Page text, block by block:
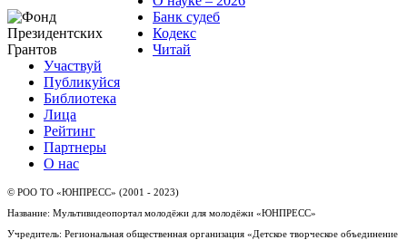
Банк судеб
Кодекс
Читай
Участвуй
Публикуйся
Библиотека
Лица
Рейтинг
Партнеры
О нас
© РОО ТО «ЮНПРЕСС» (2001 - 2023)
Название: Мультивидеопортал молодёжи для молодёжи «ЮНПРЕСС»
Учредитель: Региональная общественная организация «Детское творческое объединение